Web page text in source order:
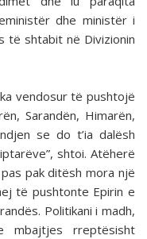
dhe ministër i
të shtabit në Divizionin
vendosur të pushtojë
Sarandën, Himarën,
se do t’ia dalësh
shtoi. Atëherë
pak ditësh mora një
të pushtonte Epirin e
Politikani i madh,
mbajtjes rreptësisht